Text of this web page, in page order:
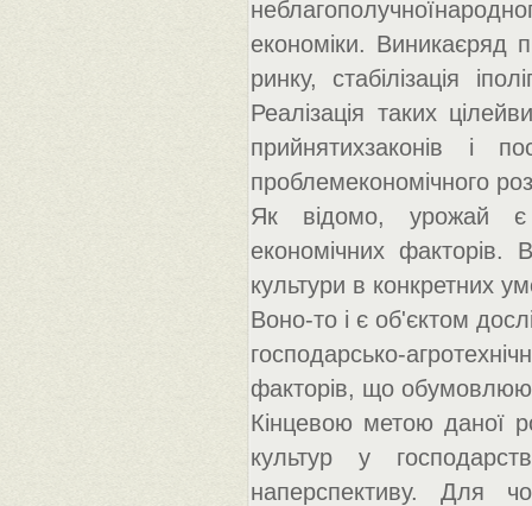
економіки. Виникаєряд
ринку, стабілізація
Реалізація таких
прийнятихзаконів і
проблемекономічного
Як відомо, урожай є
економічних факторів.
культури в конкретних
Воно-то і є об'єктом
господарсько-
факторів, що
Кінцевою метою даної
культур у
наперспективу. Для